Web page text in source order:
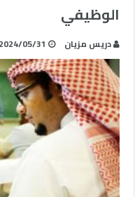
الوظيفي
دريس مزيان 2024/05/31